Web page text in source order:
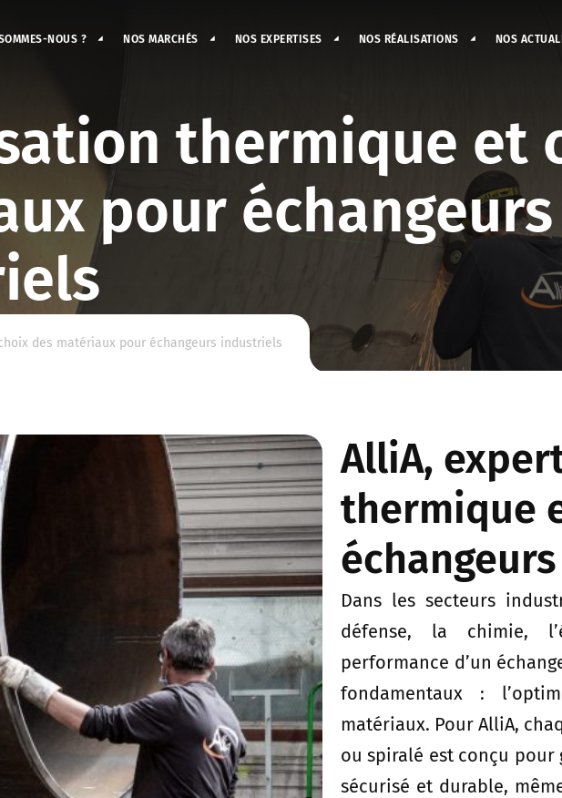
NOUS ? NOS MARCHÉS NOS EXPERTISES NOS RÉALISATIONS NOS
thermique et
pour échangeurs
des matériaux pour échangeurs industriels
AlliA,
thermique
échangeurs
Dans les secteurs
défense, la chimie,
performance d’un
fondamentaux :
matériaux. Pour AlliA,
ou spiralé est conçu
sécurisé et durable,